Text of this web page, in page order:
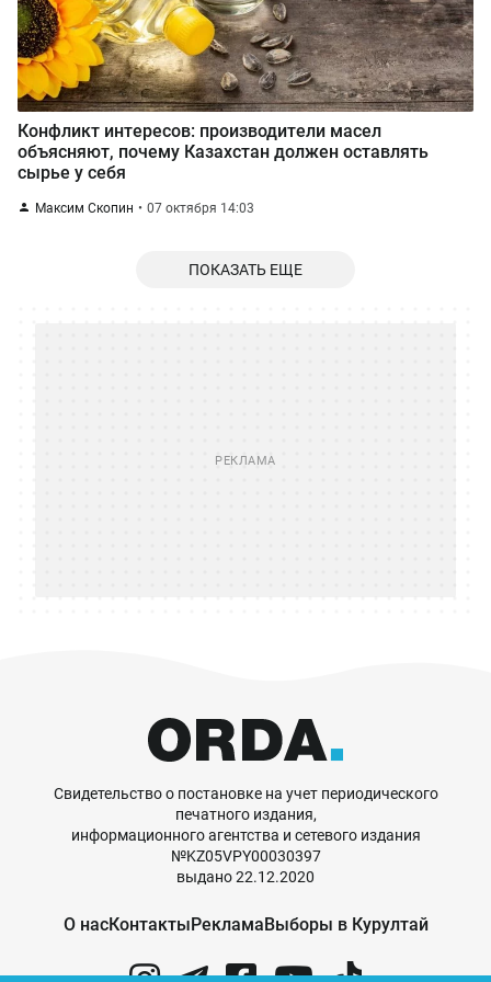
Конфликт интересов: производители масел
объясняют, почему Казахстан должен оставлять
сырье у себя
Максим Скопин 07 октября 14:03
ПОКАЗАТЬ ЕЩЕ
Свидетельство о постановке на учет периодического
печатного издания,
информационного агентства и сетевого издания
№KZ05VPY00030397
выдано 22.12.2020
О насКонтактыРекламаВыборы в Курултай